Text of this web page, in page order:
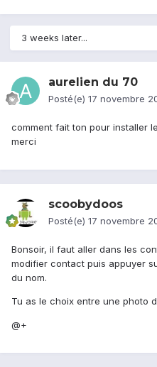
3 weeks later...
aurelien du 70
Posté(e) 17 novembre
comment fait ton pour installer
merci
scoobydoos
Posté(e) 17 novembre
Bonsoir, il faut aller dans les
modifier contact puis appuyer
du nom.
Tu as le choix entre une photo
@+